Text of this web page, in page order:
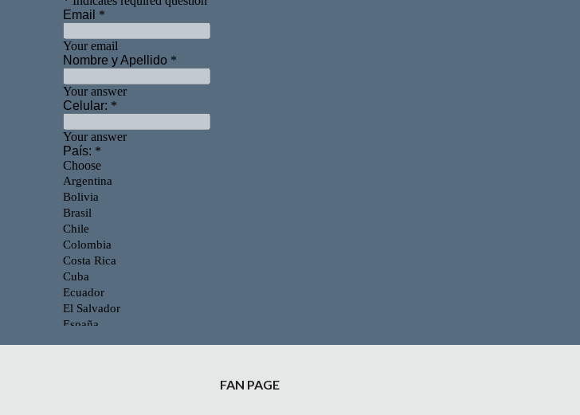
FAN PAGE